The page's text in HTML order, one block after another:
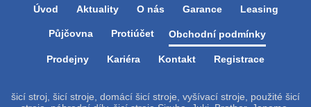
Úvod Aktuality O nás Garance Leasing
Půjčovna Protiúčet Obchodní podmínky
Prodejny Kariéra Kontakt Registrace
šicí stroj, šicí stroje, domácí šicí stroje, vyšívací stroje, použité šicí